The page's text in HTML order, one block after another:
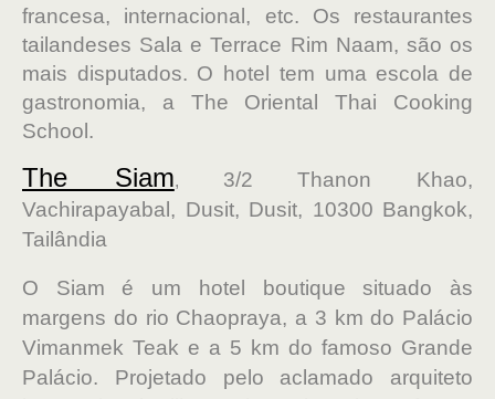
francesa, internacional, etc. Os restaurantes
tailandeses Sala e Terrace Rim ­Naam, são os
mais disputados. O hotel tem uma escola de
gastronomia, a The Oriental Thai Cooking
School.
The Siam, 3/2 Thanon Khao,
Vachirapayabal, Dusit, Dusit, 10300 Bangkok,
Tailândia
O Siam é um hotel boutique situado às
margens do rio Chaopraya, a 3 km do Palácio
Vimanmek Teak e a 5 km do famoso Grande
Palácio. Projetado pelo aclamado arquiteto